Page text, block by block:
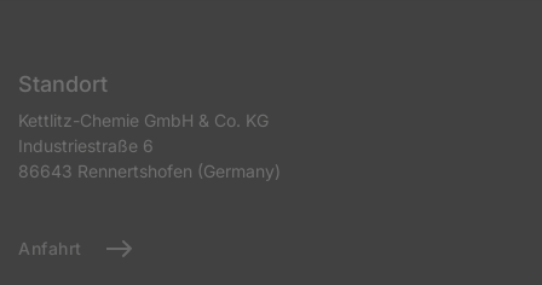
Standort
Kettlitz-Chemie GmbH & Co. KG
Industriestraße 6
86643 Rennertshofen (Germany)
Anfahrt